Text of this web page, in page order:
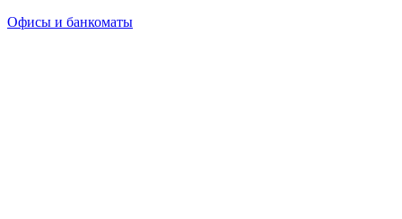
Офисы и банкоматы